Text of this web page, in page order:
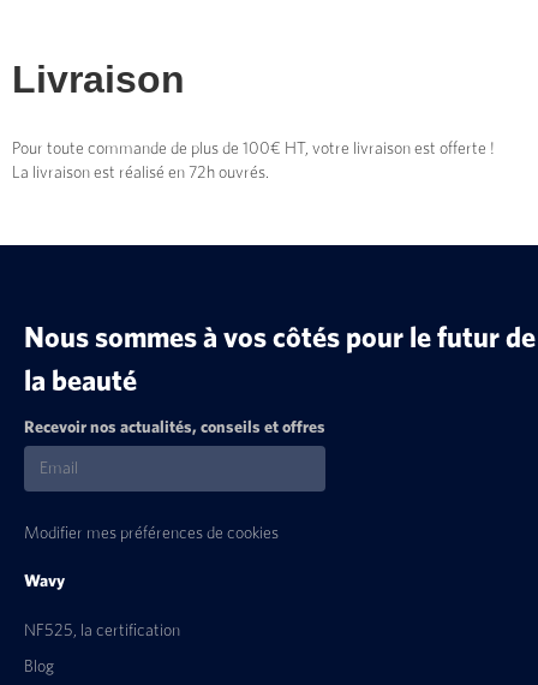
Livraison
Pour toute commande de plus de 100€ HT, votre livraison est offerte !
La livraison est réalisé en 72h ouvrés.
Nous sommes à vos côtés pour le futur de
la beauté
Recevoir nos actualités, conseils et offres
Modifier mes préférences de cookies
Wavy
NF525, la certification
Blog